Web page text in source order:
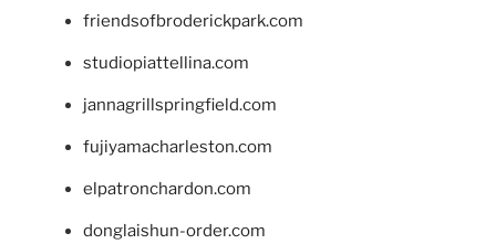
friendsofbroderickpark.com
studiopiattellina.com
jannagrillspringfield.com
fujiyamacharleston.com
elpatronchardon.com
donglaishun-order.com